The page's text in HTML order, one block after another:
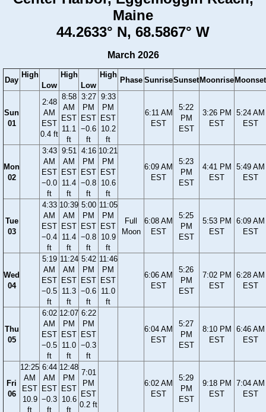
Maine
44.2633° N, 68.5867° W
March 2026
Day
High
Low
High
Low
High
Phase SunriseSunset Moonrise Moonset
Sun
01
2:48
AM
EST
0.4 ft
8:58
AM
EST
11.1
ft
3:27
PM
EST
−0.6
ft
9:33
PM
EST
10.2
ft
6:11 AM
EST
5:22
PM
EST
3:26 PM
EST
5:24 AM
EST
Mon
02
3:43
AM
EST
−0.0
ft
9:51
AM
EST
11.4
ft
4:16
PM
EST
−0.8
ft
10:21
PM
EST
10.6
ft
6:09 AM
EST
5:23
PM
EST
4:41 PM
EST
5:49 AM
EST
Tue
03
4:33
AM
EST
−0.4
ft
10:39
AM
EST
11.4
ft
5:00
PM
EST
−0.8
ft
11:05
PM
EST
10.9
ft
Full
Moon
6:08 AM
EST
5:25
PM
EST
5:53 PM
EST
6:09 AM
EST
Wed
04
5:19
AM
EST
−0.5
ft
11:24
AM
EST
11.3
ft
5:42
PM
EST
−0.6
ft
11:46
PM
EST
11.0
ft
6:06 AM
EST
5:26
PM
EST
7:02 PM
EST
6:28 AM
EST
Thu
05
6:02
AM
EST
−0.5
ft
12:07
PM
EST
11.0
ft
6:22
PM
EST
−0.3
ft
6:04 AM
EST
5:27
PM
EST
8:10 PM
EST
6:46 AM
EST
Fri
06
12:25
AM
EST
10.9
ft
6:44
AM
EST
−0.3
ft
12:48
PM
EST
10.6
ft
7:01
PM
EST
0.2 ft
6:02 AM
EST
5:29
PM
EST
9:18 PM
EST
7:04 AM
EST